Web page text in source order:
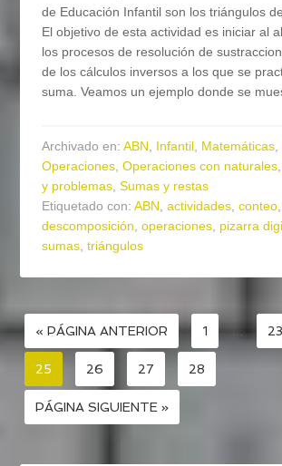
de Educación Infantil son los triángulos
El objetivo de esta actividad es iniciar al
los procesos de resolución de
de los cálculos inversos a los que se
suma. Veamos un ejemplo donde se
Archivado en:ABN Infantil Matemáticas
Operaciones ,Operaciones con naturales
y problemas ,Sumas y restas
Etiquetado con:ABN ,actividades ,conteo
descomposición ,operaciones pizarra
sumas ,triángulos
« PÁGINA ANTERIOR 1 23
25 26 27 28
PÁGINA SIGUIENTE »